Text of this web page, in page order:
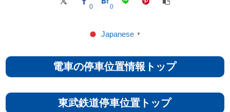
0 0
Japanese ▼
電車の停車位置情報トップ
東武鉄道停車位置トップ